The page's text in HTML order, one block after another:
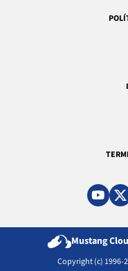
Mustang
Copyright (c) 1996-